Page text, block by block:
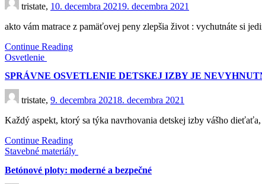
tristate, 10. decembra 20219. decembra 2021
akto vám matrace z pamäťovej peny zlepšia život : vychutnáte si
Continue Reading
Osvetlenie
SPRÁVNE OSVETLENIE DETSKEJ IZBY JE
tristate, 9. decembra 20218. decembra 2021
Každý aspekt, ktorý sa týka navrhovania detskej izby vášho
Continue Reading
Stavebné materiály
Betónové ploty: moderné a bezpečné